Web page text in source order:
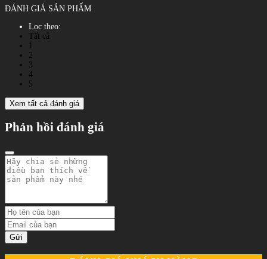
ĐÁNH GIÁ SẢN PHẨM
Lọc theo:
Tất cả
2
3
4
5
Xem tất cả đánh giá
Phản hồi đánh giá
Gửi